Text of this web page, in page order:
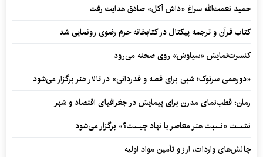
حمید نعمت‌‏الله سراغ «داش آکل» صادق هدایت رفت
کتاب قرآن و ترجمه پیکتال در کتابخانه حرم رضوی رونمایی شد
کنسرت‌نمایش «سیاوش» روی صحنه می‌رود
«دورهمی سرتوک؛ شبی برای قصه و قدردانی» در تالار هنر برگزار می‌شود
رمان؛ قطب‌نمای مدرن برای پیمایش در جغرافیای اقتصاد و شهر
نشست «نسبت هنر معاصر با نهاد چیست؟» برگزار می‌شود
چالش‌های واردات، ارز و تأمین مواد اولیه